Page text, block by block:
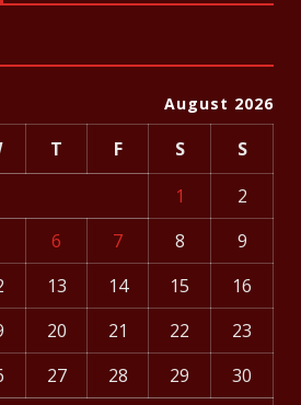
August 2026
T F S
S
1
2
6 7 8
9
13 14 15
16
20 21 22
23
27 28 29 30